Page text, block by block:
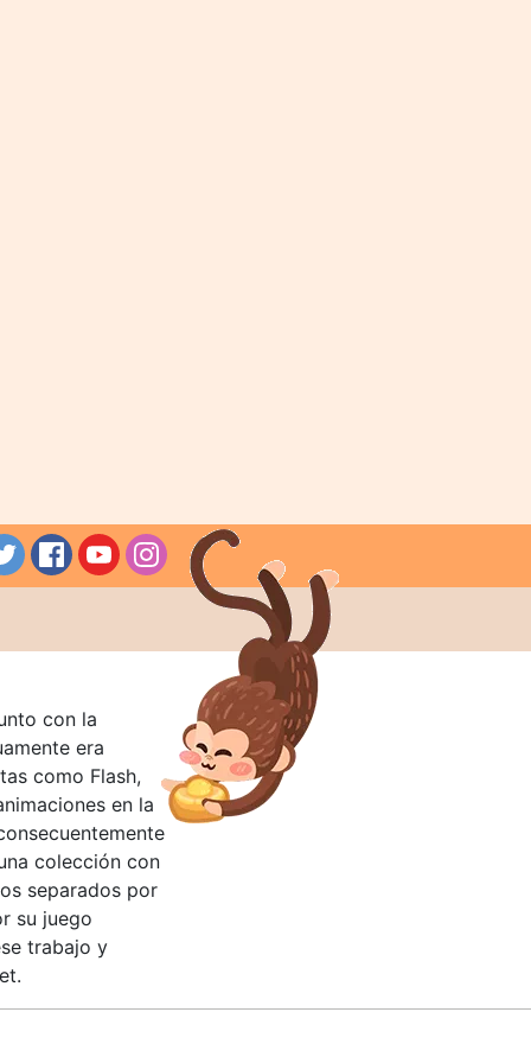
con la
era
como Flash,
en la
colección con
separados por
su juego
trabajo y